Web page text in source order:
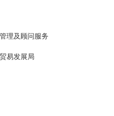
理及顾问服务
易发展局